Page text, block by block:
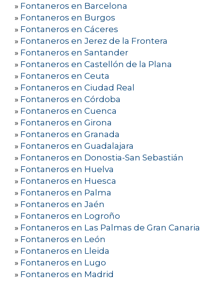
» Fontaneros en Barcelona
» Fontaneros en Burgos
» Fontaneros en Cáceres
» Fontaneros en Jerez de la Frontera
» Fontaneros en Santander
» Fontaneros en Castellón de la Plana
» Fontaneros en Ceuta
» Fontaneros en Ciudad Real
» Fontaneros en Córdoba
» Fontaneros en Cuenca
» Fontaneros en Girona
» Fontaneros en Granada
» Fontaneros en Guadalajara
» Fontaneros en Donostia-San Sebastián
» Fontaneros en Huelva
» Fontaneros en Huesca
» Fontaneros en Palma
» Fontaneros en Jaén
» Fontaneros en Logroño
» Fontaneros en Las Palmas de Gran Canaria
» Fontaneros en León
» Fontaneros en Lleida
» Fontaneros en Lugo
» Fontaneros en Madrid